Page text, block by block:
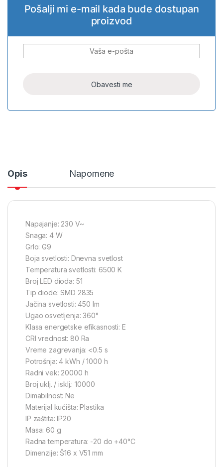
Pošalji mi e-mail kada bude dostupan
proizvod
Opis Napomene
Napajanje: 230 V~
Snaga: 4 W
Grlo: G9
Boja svetlosti: Dnevna svetlost
Temperatura svetlosti: 6500 K
Broj LED dioda: 51
Tip diode: SMD 2835
Jačina svetlosti: 450 lm
Ugao osvetljenja: 360°
Klasa energetske efikasnosti: E
CRI vrednost: 80 Ra
Vreme zagrevanja: <0.5 s
Potrošnja: 4 kWh / 1000 h
Radni vek: 20000 h
Broj uklj. / isklj.: 10000
Dimabilnost: Ne
Materijal kućišta: Plastika
IP zaštita: IP20
Masa: 60 g
Radna temperatura: -20 do +40°C
Dimenzije: Š16 x V51 mm